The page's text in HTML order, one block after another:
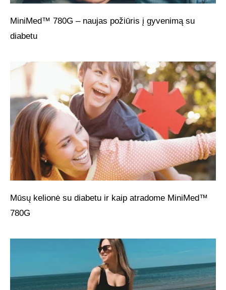
MiniMed™ 780G – naujas požiūris į gyvenimą su
diabetu
Mūsų kelionė su diabetu ir kaip atradome MiniMed™
780G